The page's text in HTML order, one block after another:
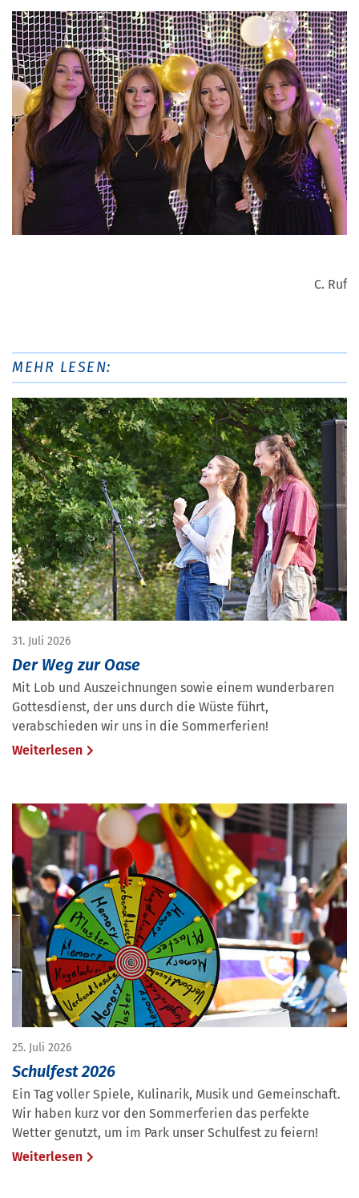
C. Ruf
MEHR LESEN:
31. Juli 2026
Der Weg zur Oase
Mit Lob und Auszeichnungen sowie einem wunderbaren
Gottesdienst, der uns durch die Wüste führt,
verabschieden wir uns in die Sommerferien!
Weiterlesen
25. Juli 2026
Schulfest 2026
Ein Tag voller Spiele, Kulinarik, Musik und Gemeinschaft.
Wir haben kurz vor den Sommerferien das perfekte
Wetter genutzt, um im Park unser Schulfest zu feiern!
Weiterlesen